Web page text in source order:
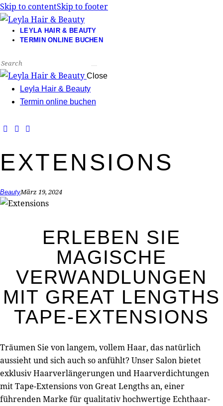
Skip to contentSkip to footer
LEYLA HAIR & BEAUTY
TERMIN ONLINE BUCHEN
Close
Leyla Hair & Beauty
Termin online buchen
EXTENSIONS
BeautyMärz 19, 2024
ERLEBEN SIE
MAGISCHE
VERWANDLUNGEN
MIT GREAT LENGTHS
TAPE-EXTENSIONS
Träumen Sie von langem, vollem Haar, das natürlich
aussieht und sich auch so anfühlt? Unser Salon bietet
exklusiv Haarverlängerungen und Haarverdichtungen
mit Tape-Extensions von Great Lengths an, einer
führenden Marke für qualitativ hochwertige Echthaar-